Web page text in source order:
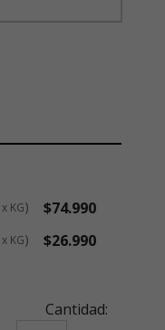
x KG $74.990
x KG $26.990
Cantidad: